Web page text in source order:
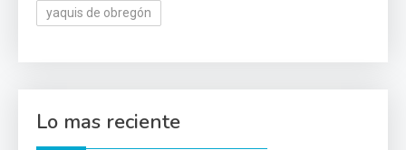
yaquis de obregón
Lo mas reciente